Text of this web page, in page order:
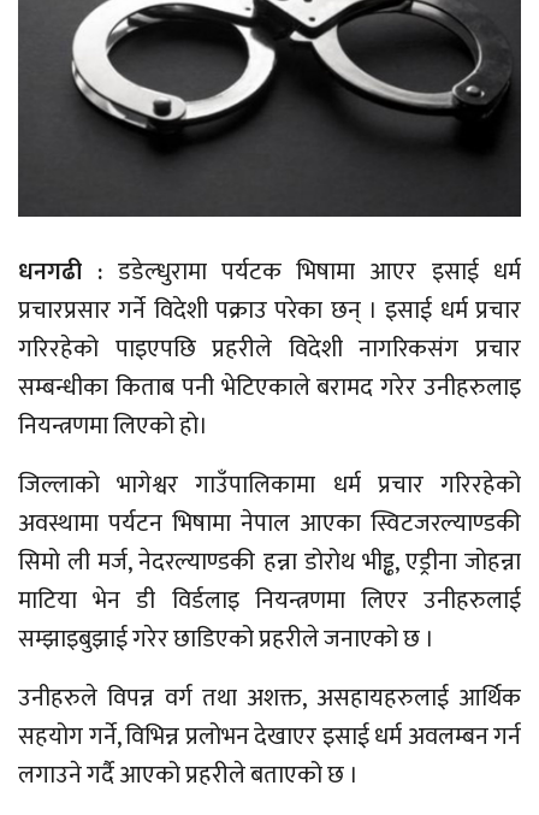
धनगढी : डडेल्धुरामा पर्यटक भिषामा आएर इसाई धर्म
प्रचारप्रसार गर्ने विदेशी पक्राउ परेका छन् । इसाई धर्म प्रचार
गरिरहेको पाइएपछि प्रहरीले विदेशी नागरिकसंग प्रचार
सम्बन्धीका किताब पनी भेटिएकाले बरामद गरेर उनीहरुलाइ
नियन्त्रणमा लिएको हो।
जिल्लाको भागेश्वर गाउँपालिकामा धर्म प्रचार गरिरहेको
अवस्थामा पर्यटन भिषामा नेपाल आएका स्विटजरल्याण्डकी
सिमो ली मर्ज, नेदरल्याण्डकी हन्ना डोरोथ भीड्ढ, एड्रीना जोहन्ना
माटिया भेन डी विर्डलाइ नियन्त्रणमा लिएर उनीहरुलाई
सम्झाइबुझाई गरेर छाडिएको प्रहरीले जनाएको छ ।
उनीहरुले विपन्न वर्ग तथा अशक्त, असहायहरुलाई आर्थिक
सहयोग गर्ने, विभिन्न प्रलोभन देखाएर इसाई धर्म अवलम्बन गर्न
लगाउने गर्दै आएको प्रहरीले बताएको छ ।